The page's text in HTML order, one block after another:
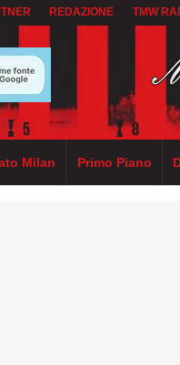
REDAZIONE TMW
Milan Primo Piano